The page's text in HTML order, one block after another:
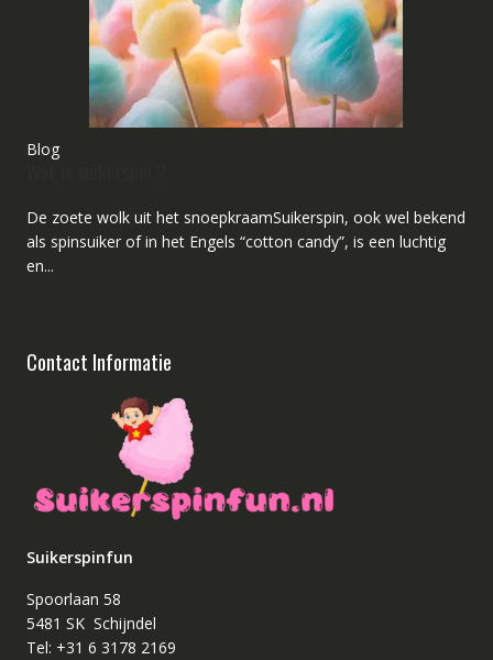
Blog
De zoete wolk uit het snoepkraamSuikerspin, ook wel bekend
als spinsuiker of in het Engels “cotton candy”, is een luchtig
en...
Contact Informatie
Suikerspinfun
Spoorlaan 58
5481 SK Schijndel
Tel: +31 6 3178 2169